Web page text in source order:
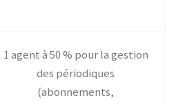
1 agent à 50 % pour la gestion
des périodiques
(abonnements,